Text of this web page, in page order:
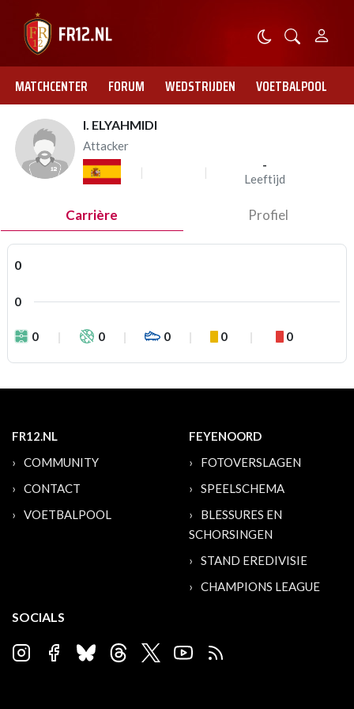
MATCHCENTER FORUM WEDSTRIJDEN VOETBALPOOL
I. ELYAHMIDI
Attacker
-
Leeftijd
Carrière Profiel
0
0
0 0 0 0 0
FR12.NL
COMMUNITY
CONTACT
VOETBALPOOL
FEYENOORD
FOTOVERSLAGEN
SPEELSCHEMA
BLESSURES EN
SCHORSINGEN
STAND EREDIVISIE
CHAMPIONS LEAGUE
SOCIALS